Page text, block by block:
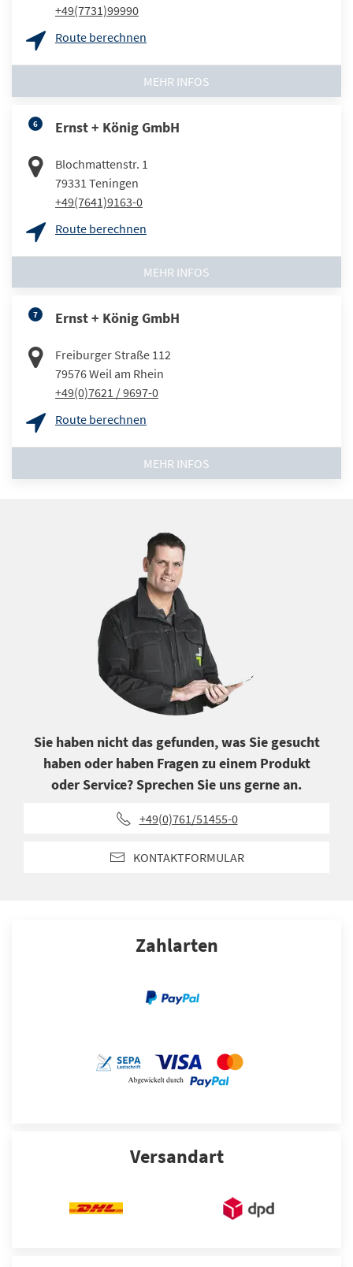
+49(7731)99990
Route berechnen
MEHR INFOS
6 Ernst + König GmbH
Blochmattenstr. 1
79331 Teningen
+49(7641)9163-0
Route berechnen
MEHR INFOS
7 Ernst + König GmbH
Freiburger Straße 112
79576Weil am Rhein
+49(0)7621 / 9697-0
Route berechnen
MEHR INFOS
Sie haben nicht das gefunden, was Sie gesucht
haben oder haben Fragen zu einem Produkt
oder Service? Sprechen Sie uns gerne an.
+49(0)761/51455-0
KONTAKTFORMULAR
Zahlarten
Versandart